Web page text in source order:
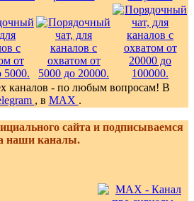
каналов - по любым вопросам! В
, в MAX .
сайта и подписываемся
наши каналы.